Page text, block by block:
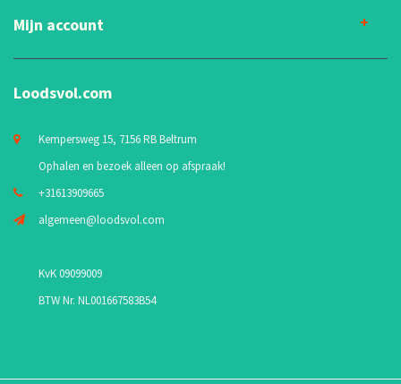
Mijn account
Loodsvol.com
Kempersweg 15, 7156 RB Beltrum
Ophalen en bezoek alleen op afspraak!
+31613909665
algemeen@loodsvol.com
KvK 09099009
BTW Nr. NL001667583B54